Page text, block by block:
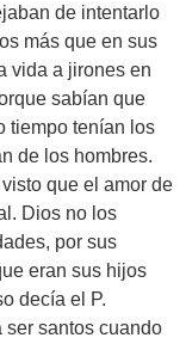
de intentarlo
más que en sus
vida a jirones en
sabían que
tiempo tenían los
de los hombres.
que el amor de
Dios no los
por sus
eran sus hijos
decía el P.
ser santos cuando